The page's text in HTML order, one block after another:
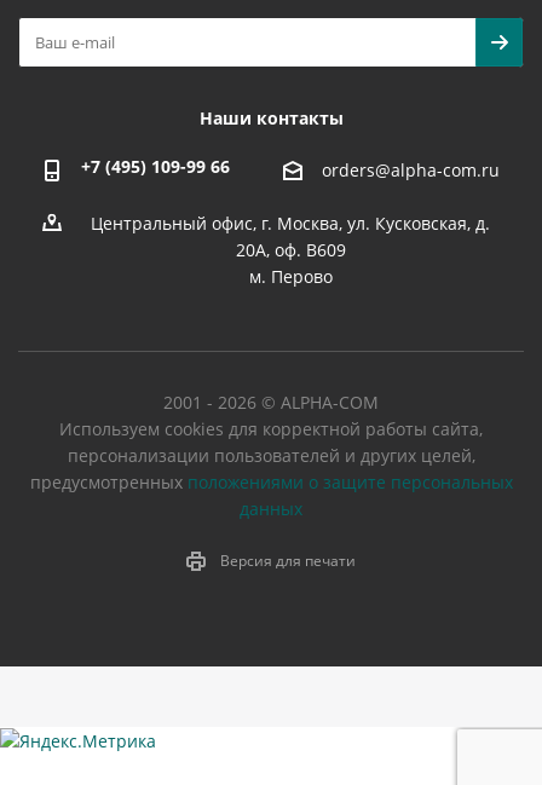
Наши контакты
+7 (495) 109-99 66 orders@alpha-com.ru
Центральный офис, г. Москва, ул. Кусковская, д.
20А, оф. В609
м. Перово
2001 - 2026 © ALPHA-COM
Используем cookies для корректной работы сайта,
персонализации пользователей и других целей,
предусмотренных положениями о защите персональных
данных
Версия для печати